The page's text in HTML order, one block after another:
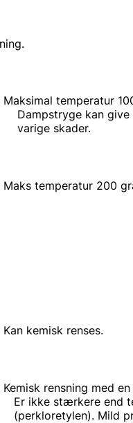
Maksimal temperatur
kan give
skader.
Maks temperatur 200
Kan kemisk renses.
Kemisk rensning med
stærkere end
Mild